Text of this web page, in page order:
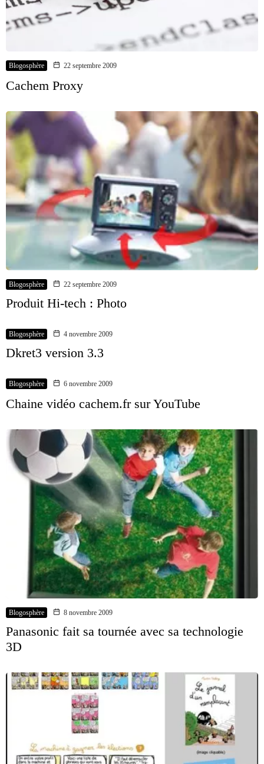
Blogosphère 22 septembre 2009
Cachem Proxy
Blogosphère 22 septembre 2009
Produit Hi-tech : Photo
Blogosphère 4 novembre 2009
Dkret3 version 3.3
Blogosphère 6 novembre 2009
Chaine vidéo cachem.fr sur YouTube
Blogosphère 8 novembre 2009
Panasonic fait sa tournée avec sa technologie
3D